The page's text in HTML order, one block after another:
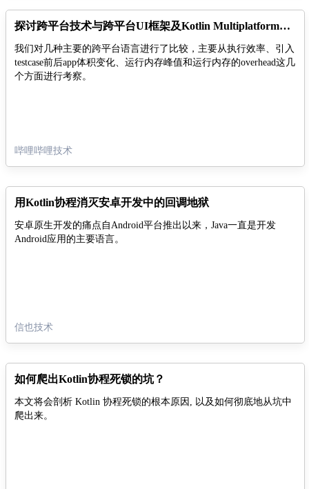
探讨跨平台技术与跨平台UI框架及Kotlin Multiplatform在bilibili的实践
我们对几种主要的跨平台语言进行了比较，主要从执行效率、引入
testcase前后app体积变化、运行内存峰值和运行内存的overhead这几
个方面进行考察。
哔哩哔哩技术
用Kotlin协程消灭安卓开发中的回调地狱
安卓原生开发的痛点自Android平台推出以来，Java一直是开发
Android应用的主要语言。
信也技术
如何爬出Kotlin协程死锁的坑？
本文将会剖析 Kotlin 协程死锁的根本原因, 以及如何彻底地从坑中
爬出来。